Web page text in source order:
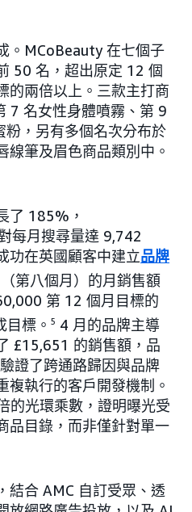
。MCoBeauty 在七個子
50 名，超出原定 12 個
的兩倍以上。三款主打商
7 名女性身體噴霧、第 9
，另有多個名次分布於
線筆及眉色商品類別中。
了 185%，
每月搜尋量達 9,742
功在英國顧客中建立品牌
第八個月）的月銷售額
第 12 個月目標的
標。 5 4 月的品牌主導
£15,651 的銷售額，品
證了跨通路歸因與品牌
複執行的客戶開發機制。
的光環乘數，證明曝光受
品目錄，而非僅針對單一
結合 AMC 自訂受眾、透